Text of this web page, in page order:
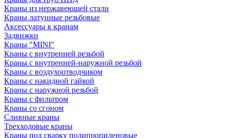
Краны из нержавеющей стали
Краны латунные резьбовые
Аксессуары к кранам
Задвижки
Краны "MINI"
Краны с внутренней резьбой
Краны с внутренней-наружной резьбой
Краны с воздухоотводчиком
Краны с накидной гайкой
Краны с наружной резьбой
Краны с фильтром
Краны со сгоном
Сливные краны
Трехходовые краны
Краны под сварку полипропиленовые